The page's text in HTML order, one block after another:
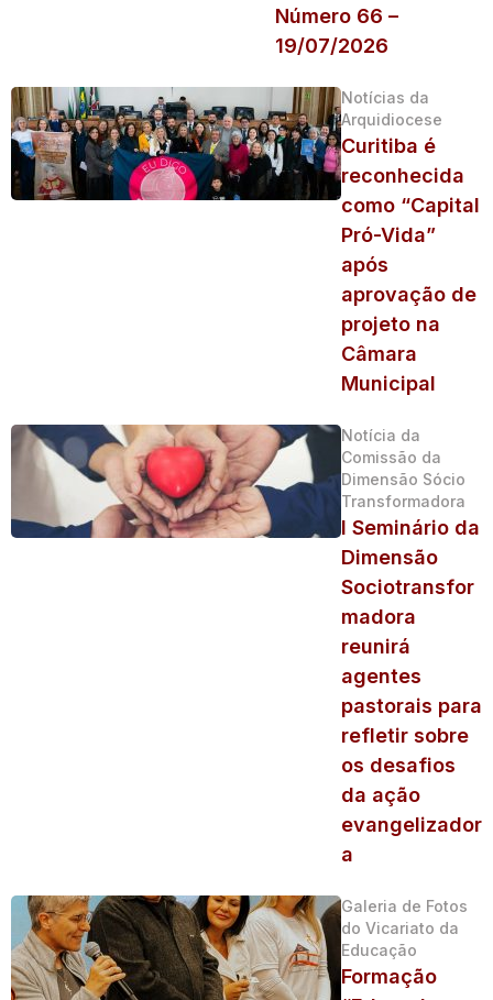
Número 66 –
19/07/2026
Notícias da
Arquidiocese
Curitiba é
reconhecida
como “Capital
Pró-Vida”
após
aprovação de
projeto na
Câmara
Municipal
Notícia da
Comissão da
Dimensão Sócio
Transformadora
I Seminário da
Dimensão
Sociotransfor
madora
reunirá
agentes
pastorais para
refletir sobre
os desafios
da ação
evangelizador
a
Galeria de Fotos
do Vicariato da
Educação
Formação